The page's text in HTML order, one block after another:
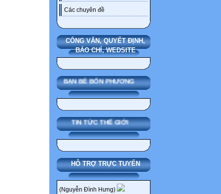
Các chuyên đề
CÔNG VĂN, QUYẾT ĐỊNH,
BÁO CHÍ, WEDSITE
BẠN BÈ BỐN PHƯƠNG
TIN TỨC THẾ GIỚI
HỖ TRỢ TRỰC TUYẾN
(Nguyễn Đình Hưng)